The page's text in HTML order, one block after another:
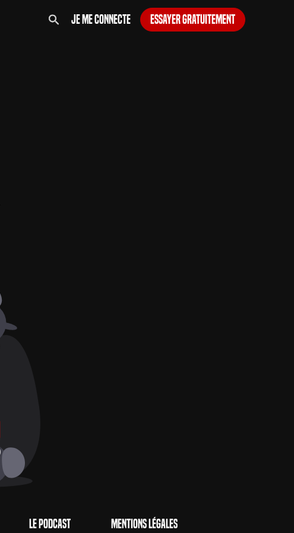
Je me connecte Essayer gratuitement
Le Podcast Mentions Légales